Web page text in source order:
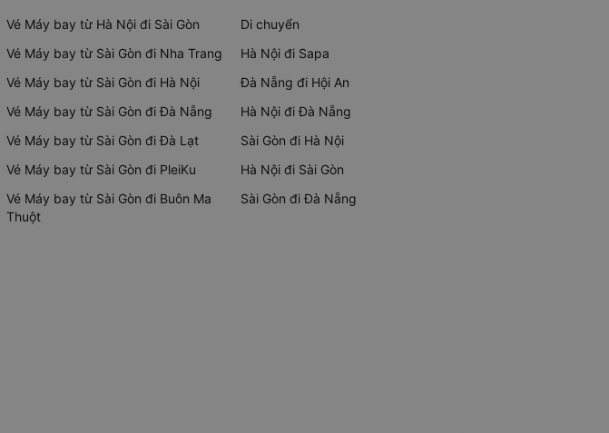
Vé Máy bay từ Hà Nội đi Sài Gòn
Vé Máy bay từ Sài Gòn đi Nha Trang
Vé Máy bay từ Sài Gòn đi Hà Nội
Vé Máy bay từ Sài Gòn đi Đà Nẵng
Vé Máy bay từ Sài Gòn đi Đà Lạt
Vé Máy bay từ Sài Gòn đi PleiKu
Vé Máy bay từ Sài Gòn đi Buôn Ma
Thuột
Di chuyển
Hà Nội đi Sapa
Đà Nẵng đi Hội An
Hà Nội đi Đà Nẵng
Sài Gòn đi Hà Nội
Hà Nội đi Sài Gòn
Sài Gòn đi Đà Nẵng